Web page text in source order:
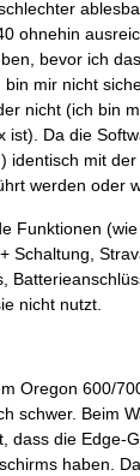
ohnehin
bevor ich
mir nicht
nicht (ich bin
ist). Da die
identisch mit
werden oder
Funktionen
Schaltung,
nicht nutzt.
Oregon 600/
schwer. Beim
dass die Edge-
haben.